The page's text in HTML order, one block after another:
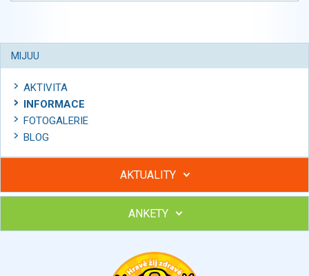
MIJUU
AKTIVITA
INFORMACE
FOTOGALERIE
BLOG
AKTUALITY
Hubněte s podporou lektorky a skupiny v kurzech STOBu
Chcete poradit s hubnutím? Najděte si odborníka STOBu ve
ANKETY